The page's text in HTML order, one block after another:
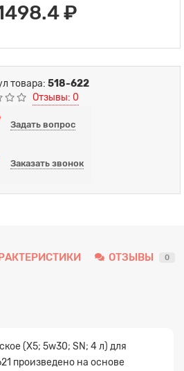
₽
товара: 518-622
Отзывы: 0
Задать вопрос
Заказать звонок
ОТЗЫВЫ 0
(X5; 5w30; SN; 4 л) для
произведено на основе